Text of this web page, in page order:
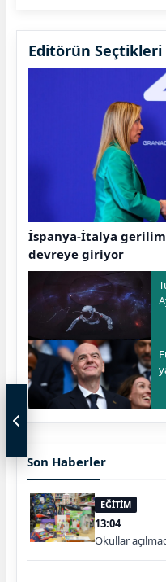
Editörün Seçtikleri
İspanya-İtalya
devreye giriyor
Son Haberler
EĞİTİM
13:04
Okullar